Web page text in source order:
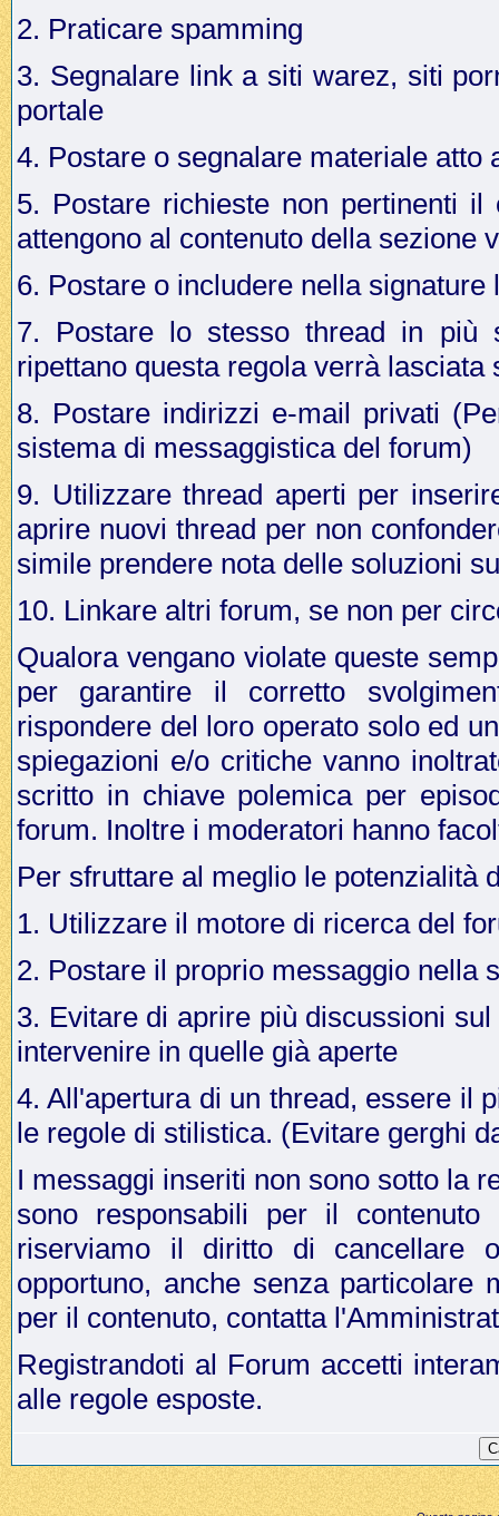
2. Praticare spamming
3. Segnalare link a siti warez, siti
portale
4. Postare o segnalare materiale
5. Postare richieste non pertinenti
attengono al contenuto della sezione
6. Postare o includere nella
7. Postare lo stesso thread in più
ripettano questa regola verrà lasciata
8. Postare indirizzi e-mail privati
sistema di messaggistica del forum)
9. Utilizzare thread aperti per
aprire nuovi thread per non
simile prendere nota delle soluzioni
10. Linkare altri forum, se non per
Qualora vengano violate queste
per garantire il corretto
rispondere del loro operato solo ed
spiegazioni e/o critiche vanno
scritto in chiave polemica per
forum. Inoltre i moderatori hanno
Per sfruttare al meglio le potenzialità
1. Utilizzare il motore di ricerca del
2. Postare il proprio messaggio nella
3. Evitare di aprire più discussioni
intervenire in quelle già aperte
4. All'apertura di un thread, essere il
le regole di stilistica. (Evitare gerghi
I messaggi inseriti non sono sotto la
sono responsabili per il
riserviamo il diritto di cancellare
opportuno, anche senza particolare
per il contenuto, contatta
Registrandoti al Forum accetti
alle regole esposte.